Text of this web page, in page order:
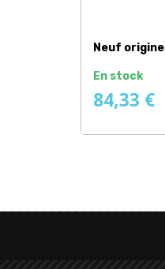
Neuf origine
En stock
84,33 €